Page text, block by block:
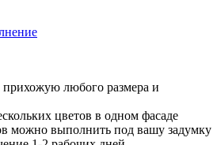
прихожую любого размера и
цветов в одном фасаде
можно выполнить под вашу задумку